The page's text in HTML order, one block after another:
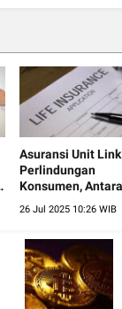
Asuransi Unit
Perlindungan
Konsumen, Antara
Investasi dan
26 Jul 2025 10:26 WIB